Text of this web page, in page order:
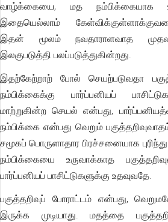
வாழ்க்கையை, மத நம்பிக்கையாக
இதையெல்லாம்
இதன் மூலம் நவதாராளவாத
இலகுபடுத்தி பலப்படுத்துகின்றது.
இதற்கேற்றாற் போல் செயற்படுவதா
நம்பிக்கைக்கு பார்ப்பனியப்
மாற்றுகின்ற செயல் என்பது,
நம்பிக்கை என்பது வெறும்
சமூகப் பொருளாதார பிரச்சனையாக
நம்பிக்கையை உருவாக்காத
பார்ப்பனியப் பாசிட்டுகளுக்கு உதவுவதே.
பகுத்தறிவுப் போராட்டம் என்பது,
இருக்க முடியாது. மதத்தை